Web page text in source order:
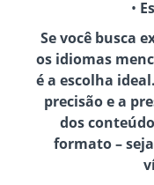
Se você busca
os idiomas
é a escolha
precisão e a
dos
formato –